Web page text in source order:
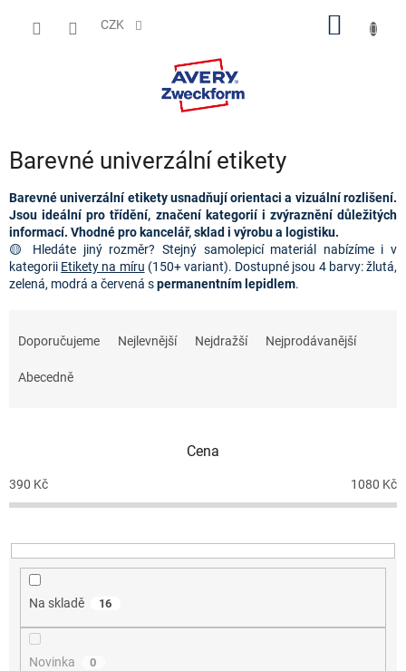
CZK
Barevné univerzální etikety
Barevné univerzální etikety usnadňují orientaci a vizuální rozlišení.
Jsou ideální pro třídění, značení kategorií i zvýraznění důležitých
informací. Vhodné pro kancelář, sklad i výrobu a logistiku.
🟡 Hledáte jiný rozměr? Stejný samolepicí materiál nabízíme i v
kategorii Etikety na míru (150+ variant). Dostupné jsou 4 barvy: žlutá,
zelená, modrá a červená spermanentním lepidlem.
o
d
k
t
Doporučujeme Nejlevnější Nejdražší Nejprodávanější
Abecedně
Cena
390 Kč 1080 Kč
Na skladě 16
Novinka 0